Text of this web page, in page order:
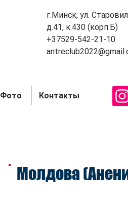
г.Минск, ул.
д.41, к.430 (корп.Б)
+37529-542-21-10
Фото Контакты
Молдова